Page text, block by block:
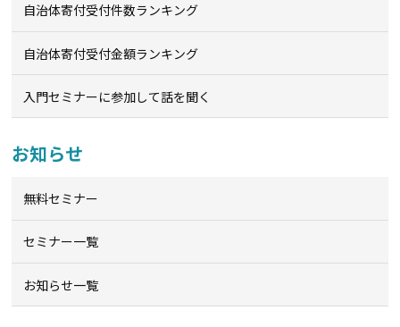
自治体寄付受付件数ランキング
自治体寄付受付金額ランキング
入門セミナーに参加して話を聞く
お知らせ
無料セミナー
セミナー一覧
お知らせ一覧